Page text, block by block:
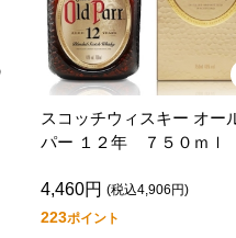
スコッチウィスキー オー
パー １２年 ７５０ｍｌ
4,460円 (税込4,906円)
223ポイント